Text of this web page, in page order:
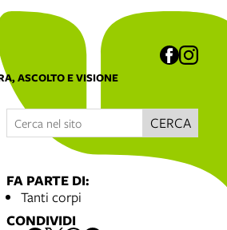
ASCOLTO E VISIONE
CERCA
FA PARTE DI:
Tanti corpi
CONDIVIDI